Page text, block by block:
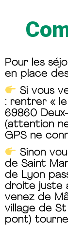
Pour les
en place
Si vous
: rentrer «
69860
(attention
GPS ne
Sinon
de Saint
de Lyon
droite juste
venez de
village de
pont)